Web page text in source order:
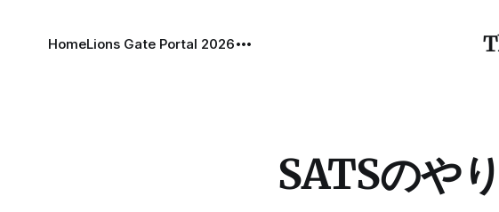
HomeLions Gate Portal 2026
SATSのや